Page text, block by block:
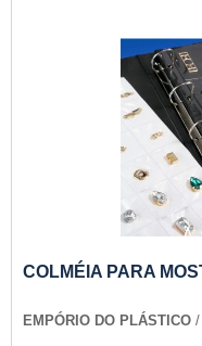
COLMÉIA PARA
EMPÓRIO DO PLÁSTICO /